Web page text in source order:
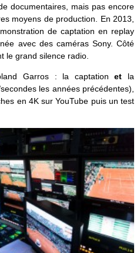
documentaires, mais pas encore
moyens de production. En 2013,
de captation en replay
avec des caméras Sony. Côté
le grand silence radio.
Garros : la captationet la
les années précédentes),
en 4K sur YouTube puis un test